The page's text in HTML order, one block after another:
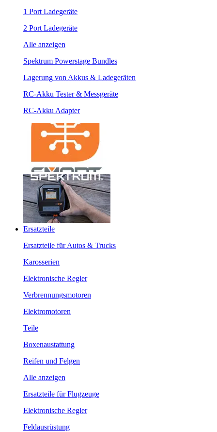
1 Port Ladegeräte
2 Port Ladegeräte
Alle anzeigen
Spektrum Powerstage Bundles
Lagerung von Akkus & Ladegeräten
RC-Akku Tester & Messgeräte
RC-Akku Adapter
Ersatzteile
Ersatzteile für Autos & Trucks
Karosserien
Elektronische Regler
Verbrennungsmotoren
Elektromotoren
Teile
Boxenaustattung
Reifen und Felgen
Alle anzeigen
Ersatzteile für Flugzeuge
Elektronische Regler
Feldausrüstung